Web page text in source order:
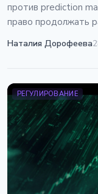
против prediction
право продолжать
Наталия Дорофеева
РЕГУЛИРОВАНИЕ